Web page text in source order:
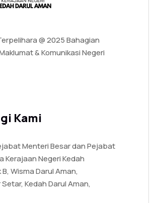
@ 2025 Bahagian
& Komunikasi Negeri
Kami
Menteri Besar dan Pejabat
Kerajaan Negeri Kedah
B, Wisma Darul Aman,
Kedah Darul Aman,